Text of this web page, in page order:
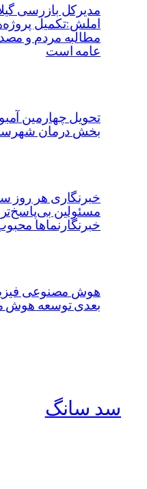
مدیرکل بازرسی
املش:تکمیل
مطالبه مردم و
عامه است
تحویل چهارمین
بخش درمان
خبرنگاری هر روز
مسئولین
خبرنگارنماها
هوش مصنوعی
بعدی توسعه هوش
سد سانگ